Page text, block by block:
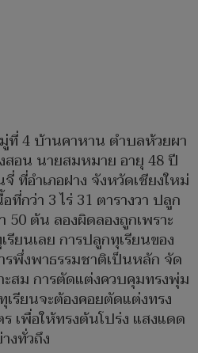
ที่ 4 บ้านคาหาน ตำบลห้วยผา
สอน นายสมหมาย อายุ 48 ปี
ที่อำเภอฝาง จังหวัดเชียงใหม่
กว่า 3 ไร่ 31 ตารางวา ปลูก
ต้น ลองผิดลองถูกเพราะ
รียนเลย การปลูกทุเรียนของ
พึ่งพาธรรมชาติเป็นหลัก จัด
สม การตัดแต่งควบคุมทรงพุ่ม
รียนจะต้องคอยตัดแต่งทรง
เพื่อให้ทรงต้นโปร่ง แสงแดด
งทั่วถึง